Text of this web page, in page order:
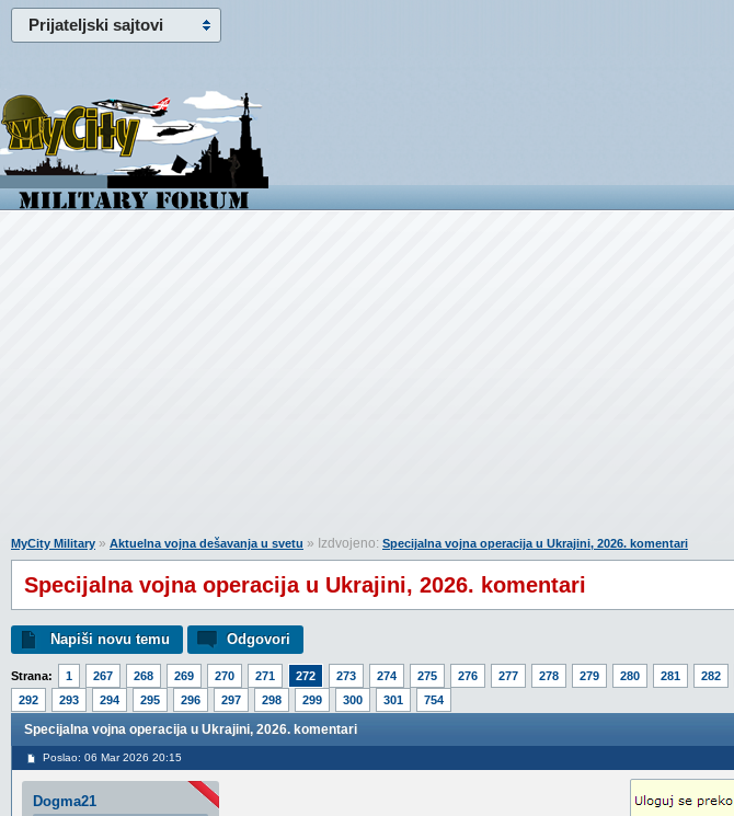
Prijateljski sajtovi
MyCity Military » Aktuelna vojna dešavanja u svetu » Izdvojeno: Specijalna vojna operacija u Ukrajini, 2026. komentari
Specijalna vojna operacija u Ukrajini, 2026. komentari
Napiši novu temu Odgovori
Strana: 1 267 268 269 270 271 272 273 274 275 276 277 278 279 280 281 282
292
293 294 295 296 297 298 299 300 301 754
Specijalna vojna operacija u Ukrajini, 2026. komentari
Poslao: 06 Mar 2026 20:15
Dogma21